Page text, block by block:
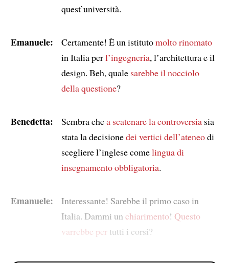
quest’università.
Emanuele: Certamente! È un istitutomolto rinomato
in Italia perl’ingegneria, l’architettura e il
design. Beh, quale sarebbe il nocciolo
della questione?
Benedetta: Sembra chea scatenare la controversiasia
stata la decisionedei vertici dell’ateneodi
scegliere l’inglese comelingua di
insegnamento obbligatoria.
Emanuele:
Interessante! Sarebbe il primo caso in
Italia. Dammi un chiarimento! Questo
varrebbe pertutti i corsi?